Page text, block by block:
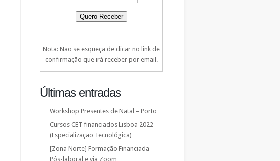
Nota: Não se esqueça de clicar no link de
confirmação que irá receber por email.
Últimas entradas
Workshop Presentes de Natal – Porto
Cursos CET financiados Lisboa 2022
(Especialização Tecnológica)
[Zona Norte] Formação Financiada
Pós-laboral e via Zoom